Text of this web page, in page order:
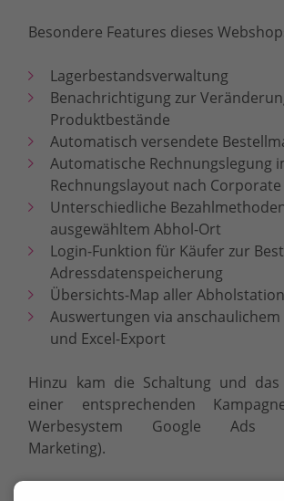
Besondere Features dieses
Lagerbestandsverwaltung
Benachrichtigung zur
Produktbestände
Automatisch versendete
Automatische Rechnungslegung
Rechnungslayout nach Corporate
Unterschiedliche
ausgewähltem Abhol-Ort
Login-Funktion für Käufer zur
Adressdatenspeicherung
Übersichts-Map aller
Auswertungen via
und Excel-Export
Hinzu kam die Schaltung und das
einer entsprechenden
Werbesystem Google Ads
Marketing).